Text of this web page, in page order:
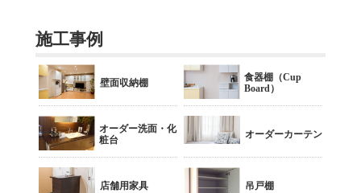
施工事例
壁面収納棚
食器棚（Cup
Board）
オーダー洗面・化
粧台
オーダーカーテン
店舗用家具 吊戸棚